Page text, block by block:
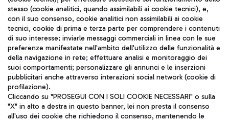
Fast Food
Treno
Raggiungi velocemente l'aeroporto di Fiumicino da Roma
tramite i servizi ferroviari Trenitalia.
TRAVEL JOURNAL
ITA
stesso (cookie analitici, quando assimilabili ai cookie tecnici), e,
con il suo consenso, cookie analitici non assimilabili ai cookie
tecnici, cookie di prima e terza parte per comprendere i contenuti
di suo interesse; inviarle messaggi commerciali in linea con le sue
preferenze manifestate nell'ambito dell'utilizzo delle funzionalità e
della navigazione in rete; effettuare analisi e monitoraggio dei
suoi comportamenti; personalizzare gli annunci e le inserzioni
pubblicitari anche attraverso interazioni social network (cookie di
profilazione).
Cliccando su "PROSEGUI CON I SOLI COOKIE NECESSARI" o sulla
"X" in alto a destra in questo banner, lei non presta il consenso
all'uso dei cookie che richiedono il consenso, mantenendo le